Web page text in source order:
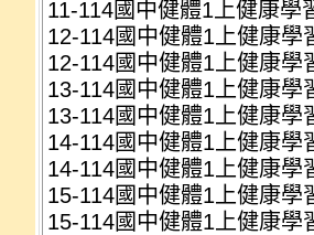
11-114國中健體1上健康學
12-114國中健體1上健康學
12-114國中健體1上健康學
13-114國中健體1上健康學
13-114國中健體1上健康學
14-114國中健體1上健康學
14-114國中健體1上健康學
15-114國中健體1上健康學
15-114國中健體1上健康學